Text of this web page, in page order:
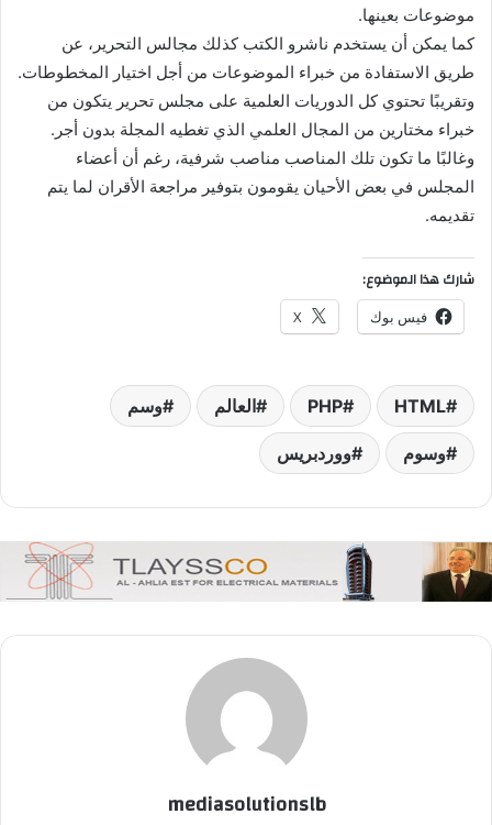
موضوعات بعينها.
كما يمكن أن يستخدم ناشرو الكتب كذلك مجالس التحرير، عن
طريق الاستفادة من خبراء الموضوعات من أجل اختيار المخطوطات.
وتقريبًا تحتوي كل الدوريات العلمية على مجلس تحرير يتكون من
خبراء مختارين من المجال العلمي الذي تغطيه المجلة بدون أجر.
وغالبًا ما تكون تلك المناصب مناصب شرفية، رغم أن أعضاء
المجلس في بعض الأحيان يقومون بتوفير مراجعة الأقران لما يتم
تقديمه.
شارك هذا الموضوع:
فيس بوك X
HTML
PHP العالم وسم
وسوم ووردبريس
mediasolutionslb